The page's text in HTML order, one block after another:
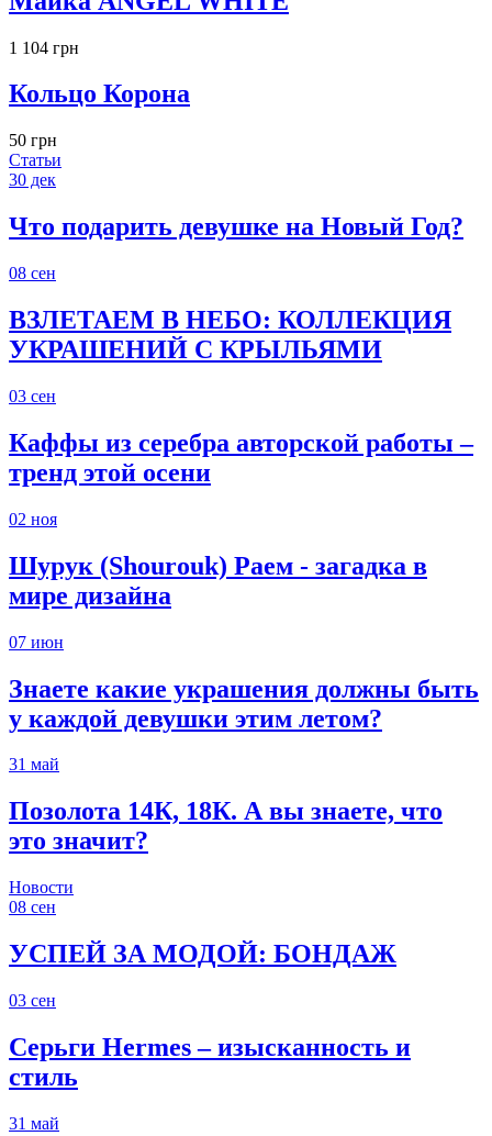
1 104 грн
Кольцо Корона
50 грн
Статьи
30 дек
Что подарить девушке на Новый Год?
08 сен
ВЗЛЕТАЕМ В НЕБО: КОЛЛЕКЦИЯ
УКРАШЕНИЙ С КРЫЛЬЯМИ
03 сен
Каффы из серебра авторской работы –
тренд этой осени
02 ноя
Шурук (Shourouk) Раем - загадка в
мире дизайна
07 июн
Знаете какие украшения должны быть
у каждой девушки этим летом?
31 май
Позолота 14К, 18К. А вы знаете, что
это значит?
Новости
08 сен
УСПЕЙ ЗА МОДОЙ: БОНДАЖ
03 сен
Серьги Hermes – изысканность и
стиль
31 май